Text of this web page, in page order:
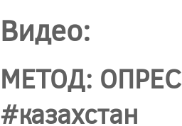
Видео:
МЕТОД:
#казахстан